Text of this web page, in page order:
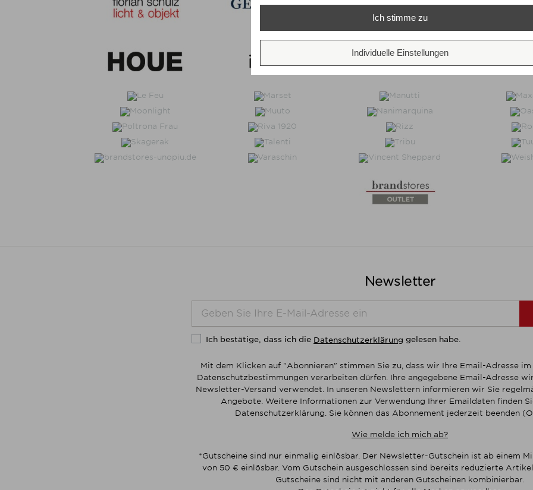
Newsletter
Ich bestätige, dass ich die Datenschutzerklärung gelesen habe.
Mit dem Klicken auf "Abonnieren" stimmen Sie zu, dass wir Ihre Email-Adresse im
Datenschutzbestimmungen verarbeiten dürfen. Ihre angegebene Email-Adresse
Newsletter-Versand verwendet. In unseren Newslettern informieren wir Sie
Angebote. Weitere Informationen zur Verwendung Ihrer Emaildaten finden
Datenschutzerklärung. Sie können das Abonnement jederzeit beenden
Wie melde ich mich ab?
*Gutscheine sind nur einmalig einlösbar. Der Newsletter-Gutschein ist ab einem
von 50 € einlösbar. Vom Gutschein ausgeschlossen sind bereits reduzierte Artikel
Gutscheine sind nicht mit anderen Gutscheinen kombinierbar.
Ich stimme zu
Individuelle Einstellungen